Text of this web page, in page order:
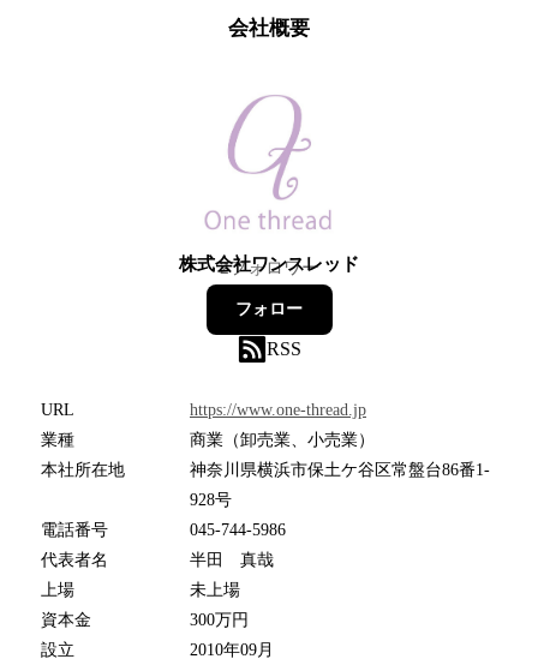
会社概要
株式会社ワンスレッド
2フォロワー
フォロー
RSS
URL
https://www.one-thread.jp
業種
商業（卸売業、小売業）
本社所在地
神奈川県横浜市保土ケ谷区常盤台86番1-
928号
電話番号
045-744-5986
代表者名
半田 真哉
上場
未上場
資本金
300万円
設立
2010年09月